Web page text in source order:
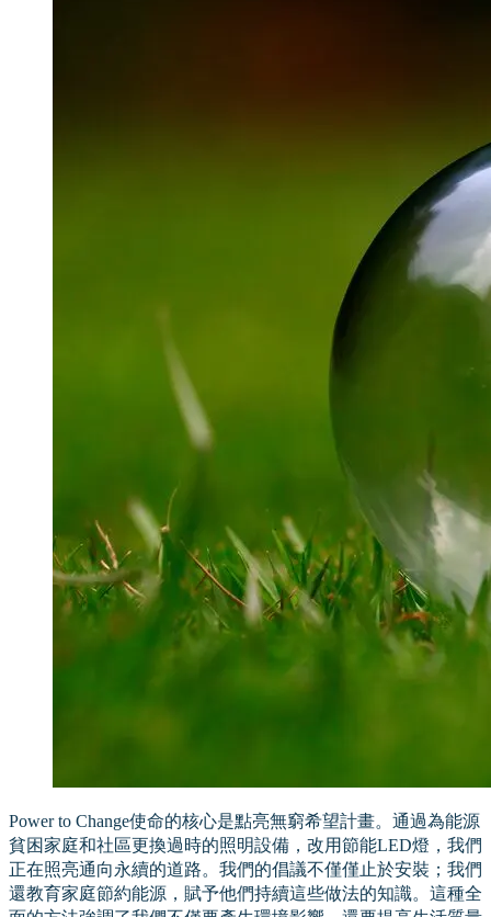
Power to Change使命的核心是點亮無窮希望計畫。通過為能源
貧困家庭和社區更換過時的照明設備，改用節能LED燈，我們
正在照亮通向永續的道路。我們的倡議不僅僅止於安裝；我們
還教育家庭節約能源，賦予他們持續這些做法的知識。這種全